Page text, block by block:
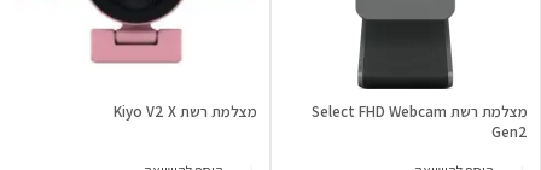
מצלמת רשת Select FHD Webcam
Gen2
מצלמת רשת Kiyo V2 X